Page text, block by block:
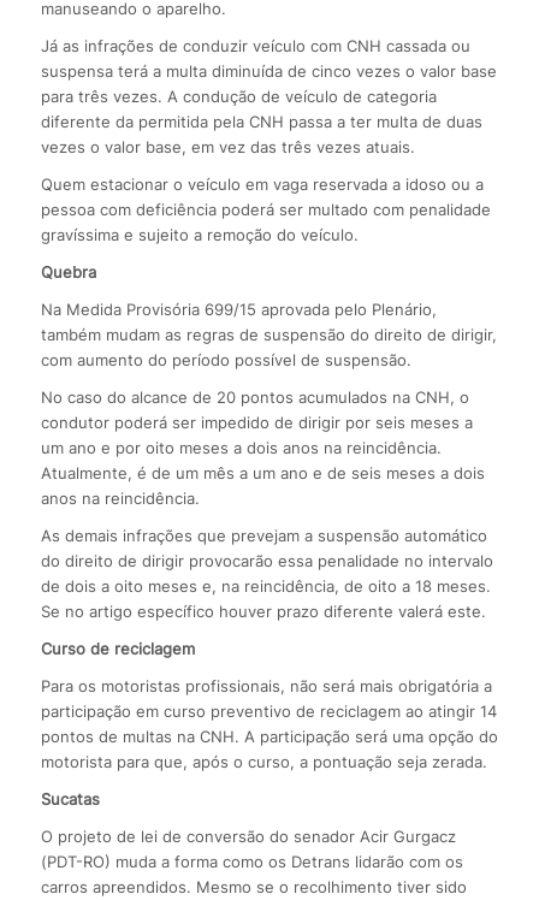
manuseando o aparelho.
Já as infrações de conduzir veículo com CNH cassada ou
suspensa terá a multa diminuída de cinco vezes o valor base
para três vezes. A condução de veículo de categoria
diferente da permitida pela CNH passa a ter multa de duas
vezes o valor base, em vez das três vezes atuais.
Quem estacionar o veículo em vaga reservada a idoso ou a
pessoa com deficiência poderá ser multado com penalidade
gravíssima e sujeito a remoção do veículo.
Quebra
Na Medida Provisória 699/15 aprovada pelo Plenário,
também mudam as regras de suspensão do direito de dirigir,
com aumento do período possível de suspensão.
No caso do alcance de 20 pontos acumulados na CNH, o
condutor poderá ser impedido de dirigir por seis meses a
um ano e por oito meses a dois anos na reincidência.
Atualmente, é de um mês a um ano e de seis meses a dois
anos na reincidência.
As demais infrações que prevejam a suspensão automático
do direito de dirigir provocarão essa penalidade no intervalo
de dois a oito meses e, na reincidência, de oito a 18 meses.
Se no artigo específico houver prazo diferente valerá este.
Curso de reciclagem
Para os motoristas profissionais, não será mais obrigatória a
participação em curso preventivo de reciclagem ao atingir 14
pontos de multas na CNH. A participação será uma opção do
motorista para que, após o curso, a pontuação seja zerada.
Sucatas
O projeto de lei de conversão do senador Acir Gurgacz
(PDT-RO) muda a forma como os Detrans lidarão com os
carros apreendidos. Mesmo se o recolhimento tiver sido